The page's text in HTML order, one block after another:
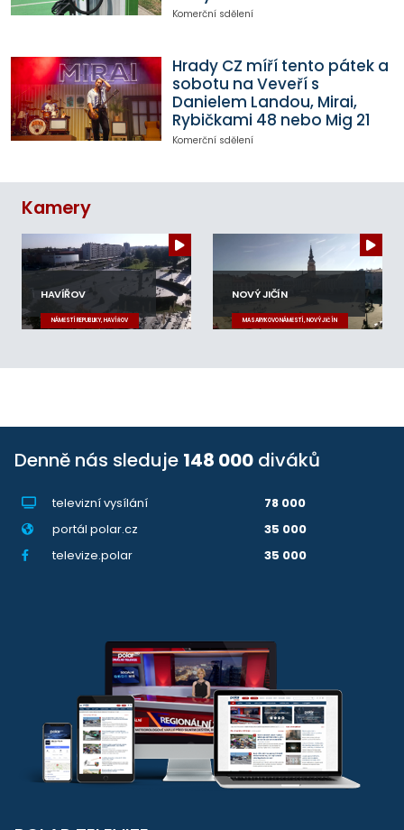
Komerční sdělení
Hrady CZ míří tento pátek a
sobotu na Veveří s
Danielem Landou, Mirai,
Rybičkami 48 nebo Mig 21
Komerční sdělení
Kamery
HAVÍŘOV
NÁMĚSTÍ REPUBLIKY, HAVÍŘOV
NOVÝ JIČÍN
MASARYKOVO NÁMĚSTÍ, NOVÝ JIČÍN
Denně nás sleduje 148 000 diváků
televizní vysílání
78 000
portál polar.cz
35 000
televize.polar
35 000